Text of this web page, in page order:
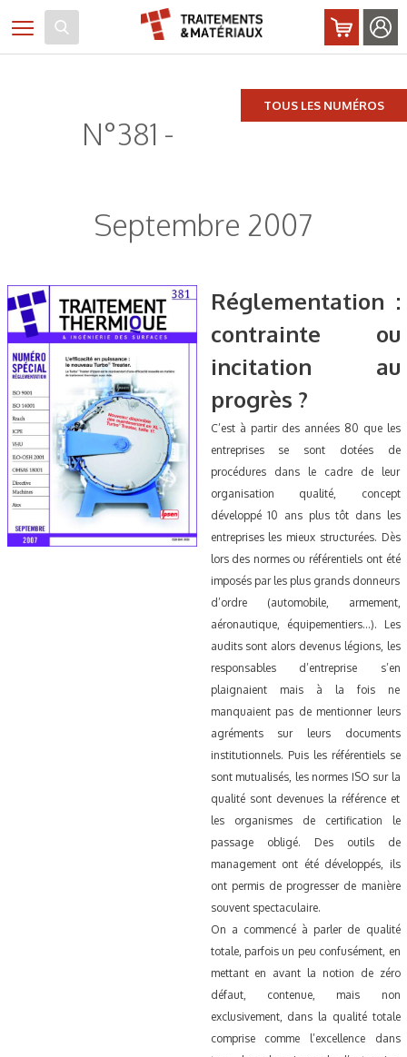
Toggle navigation
TOUS LES NUMÉROS
N°381 -
Septembre 2007
Réglementation :
contrainte ou
incitation au
progrès ?
C’est à partir des années 80 que les
entreprises se sont dotées de
procédures dans le cadre de leur
organisation qualité, concept
développé 10 ans plus tôt dans les
entreprises les mieux structurées. Dès
lors des normes ou référentiels ont été
imposés par les plus grands donneurs
d’ordre (automobile, armement,
aéronautique, équipementiers...). Les
audits sont alors devenus légions, les
responsables d’entreprise s’en
plaignaient mais à la fois ne
manquaient pas de mentionner leurs
agréments sur leurs documents
institutionnels. Puis les référentiels se
sont mutualisés, les normes ISO sur la
qualité sont devenues la référence et
les organismes de certification le
passage obligé. Des outils de
management ont été développés, ils
ont permis de progresser de manière
souvent spectaculaire.
On a commencé à parler de qualité
totale, parfois un peu confusément, en
mettant en avant la notion de zéro
défaut, contenue, mais non
exclusivement, dans la qualité totale
comprise comme l’excellence dans
Panneau de gestion des cookies